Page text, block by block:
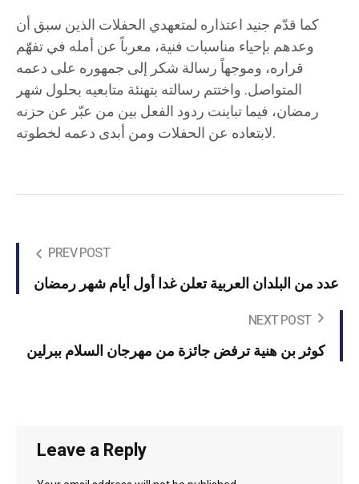
كما قدّم جنيد اعتذاره لمتعهدي الحفلات الذين سبق أن
وعدهم بإحياء مناسبات فنية، معرباً عن أمله في تفهّم
قراره، وموجهاً رسالة شكر إلى جمهوره على دعمه
المتواصل. واختتم رسالته بتهنئة متابعيه بحلول شهر
رمضان، فيما تباينت ردود الفعل بين من عبّر عن حزنه
لابتعاده عن الحفلات ومن أبدى دعمه لخطوته.
PREV POST
عدد من البلدان العربية تعلن غدا أول أيام شهر رمضان
NEXT POST
كوثر بن هنية ترفض جائزة من مهرجان السلام ببرلين
Leave a Reply